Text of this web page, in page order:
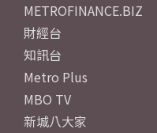
METROFINANCE.BIZ
財經台
知訊台
Metro Plus
MBO TV
新城八大家